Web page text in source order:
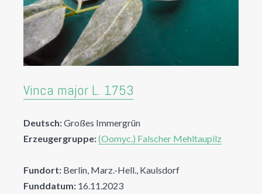
Vinca major L. 1753
Deutsch:Großes Immergrün
Erzeugergruppe:(Oomyc.) Falscher Mehltaupilz
Fundort: Berlin, Marz.-Hell., Kaulsdorf
Funddatum: 16.11.2023